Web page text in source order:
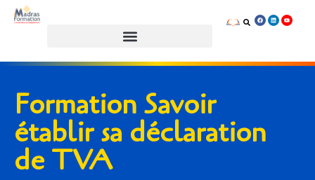
Formation Savoir
établir sa déclaration
de TVA